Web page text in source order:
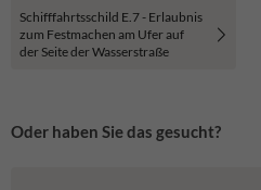
Schifffahrtsschild E.7 - Erlaubnis
zum Festmachen am Ufer auf
der Seite der Wasser­straße
Oder haben Sie das gesucht?